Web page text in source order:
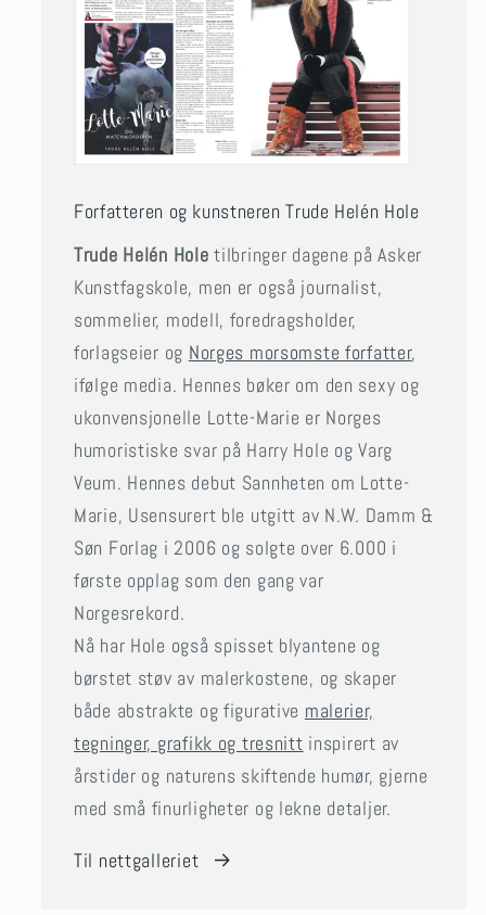
Forfatteren og kunstneren Trude Helén Hole
Trude Helén Hole tilbringer dagene på Asker
Kunstfagskole, men er også journalist,
sommelier, modell, foredragsholder,
forlagseier og Norges morsomste forfatter,
ifølge media. Hennes bøker om den sexy og
ukonvensjonelle Lotte-Marie er Norges
humoristiske svar på Harry Hole og Varg
Veum. Hennes debut Sannheten om Lotte-
Marie, Usensurert ble utgitt av N.W. Damm &
Søn Forlag i 2006 og solgte over 6.000 i
første opplag som den gang var
Norgesrekord.
Nå har Hole også spisset blyantene og
børstet støv av malerkostene, og skaper
både abstrakte og figurative malerier,
tegninger, grafikk og tresnitt inspirert av
årstider og naturens skiftende humør, gjerne
med små finurligheter og lekne detaljer.
Til nettgalleriet